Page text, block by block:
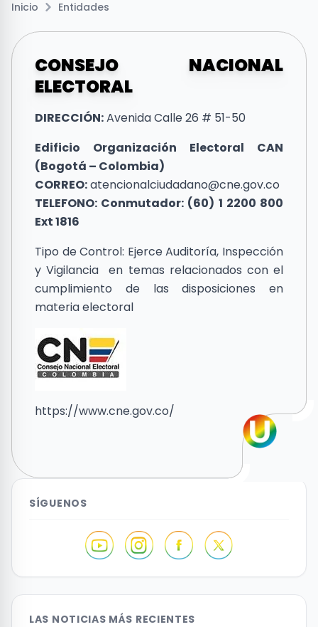
Inicio Entidades
CONSEJO NACIONAL
ELECTORAL
DIRECCIÓN:Avenida Calle 26 # 51-50
Edificio Organización Electoral CAN
(Bogotá – Colombia)
CORREO:atencionalciudadano@cne.gov.co
TELEFONO: Conmutador: (60) 1 2200 800
Ext 1816
Tipo de Control: Ejerce Auditoría, Inspección
y Vigilancia en temas relacionados con el
cumplimiento de las disposiciones en
materia electoral
https://www.cne.gov.co/
SÍGUENOS
LAS NOTICIAS MÁS RECIENTES